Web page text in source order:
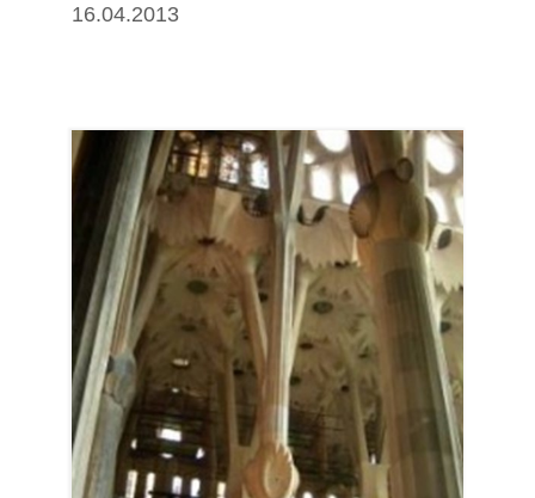
16.04.2013